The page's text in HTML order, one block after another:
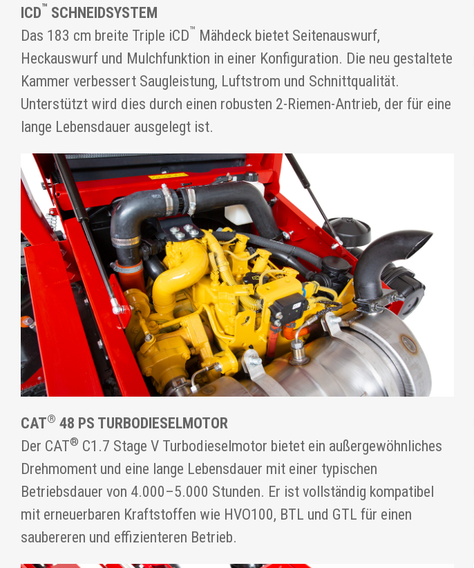
ICD™ SCHNEIDSYSTEM
Das 183 cm breite Triple iCD™ Mähdeck bietet Seitenauswurf,
Heckauswurf und Mulchfunktion in einer Konfiguration. Die neu gestaltete
Kammer verbessert Saugleistung, Luftstrom und Schnittqualität.
Unterstützt wird dies durch einen robusten 2-Riemen-Antrieb, der für eine
lange Lebensdauer ausgelegt ist.
CAT® 48 PS TURBODIESELMOTOR
Der CAT® C1.7 Stage V Turbodieselmotor bietet ein außergewöhnliches
Drehmoment und eine lange Lebensdauer mit einer typischen
Betriebsdauer von 4.000–5.000 Stunden. Er ist vollständig kompatibel
mit erneuerbaren Kraftstoffen wie HVO100, BTL und GTL für einen
saubereren und effizienteren Betrieb.